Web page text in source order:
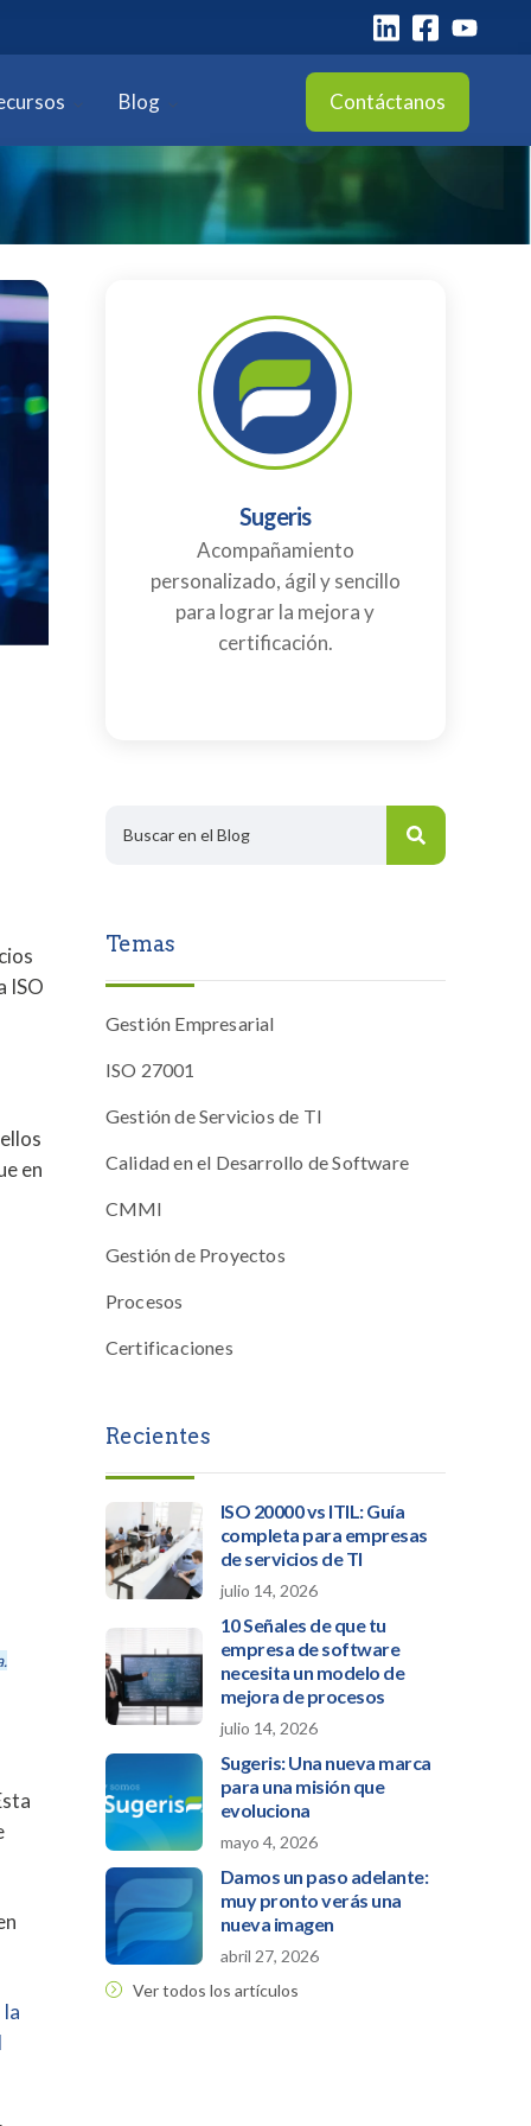
Blog Contáctanos
ISO
en
Sugeris
Acompañamiento
personalizado, ágil y sencillo
para lograr la mejora y
certificación.
Temas
Gestión Empresarial
ISO 27001
Gestión de Servicios de TI
Calidad en el Desarrollo de Software
CMMI
Gestión de Proyectos
Procesos
Certificaciones
Recientes
ISO 20000 vs ITIL: Guía
completa para empresas
de servicios de TI
julio 14, 2026
10 Señales de que tu
empresa de software
necesita un modelo de
mejora de procesos
julio 14, 2026
Sugeris: Una nueva marca
para una misión que
evoluciona
mayo 4, 2026
Damos un paso adelante:
muy pronto verás una
nueva imagen
abril 27, 2026
Ver todos los artículos